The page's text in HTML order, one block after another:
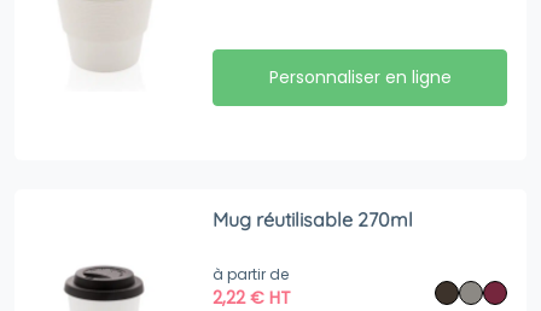
Personnaliser en ligne
Mug réutilisable 270ml
à partir de
2,22€ HT